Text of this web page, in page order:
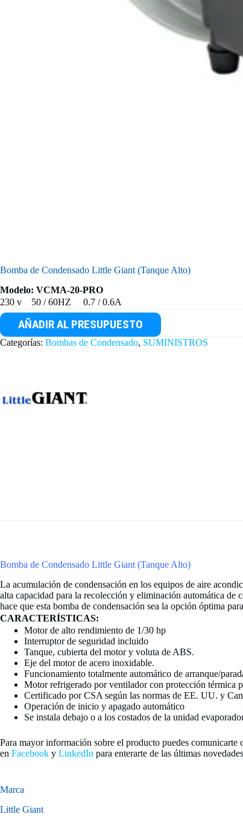
Bomba de Condensado Little Giant (Tanque Alto)
Modelo: VCMA-20-PRO
230 v 50 / 60HZ 0.7 / 0.6A
AÑADIR AL PRESUPUESTO
Categorías: Bombas de Condensado, SUMINISTROS
Bomba de Condensado Little Giant (Tanque Alto)
La acumulación de condensación en los equipos de aire
alta capacidad para la recolección y eliminación automática
hace que esta bomba de condensación sea la opción óptima
CARACTERÍSTICAS:
Motor de alto rendimiento de 1/30 hp
Interruptor de seguridad incluido
Tanque, cubierta del motor y voluta de ABS.
Eje del motor de acero inoxidable.
Funcionamiento totalmente automático de arranque/
Motor refrigerado por ventilador con protección térmica
Certificado por CSA según las normas de EE. UU. y
Operación de inicio y apagado automático
Se instala debajo o a los costados de la unidad
Para mayor información sobre el producto puedes comunicarte
en Facebook y LinkedIn para enterarte de las últimas
Marca
Little Giant